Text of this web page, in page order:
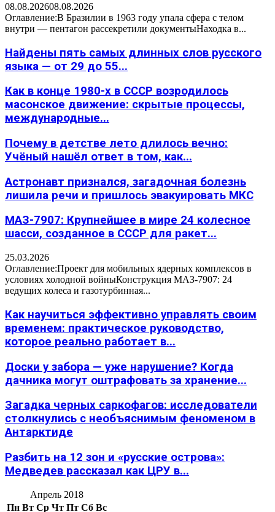
08.08.202608.08.2026
Оглавление:В Бразилии в 1963 году упала сфера с телом
внутри — пентагон рассекретили документыНаходка в...
Найдены пять самых длинных слов русского
языка — от 29 до 55...
Как в конце 1980-х в СССР возродилось
масонское движение: скрытые процессы,
международные...
Почему в детстве лето длилось вечно:
Учёный нашёл ответ в том, как...
Астронавт признался, загадочная болезнь
лишила речи и пришлось эвакуировать МКС
МАЗ-7907: Крупнейшее в мире 24 колесное
шасси, созданное в СССР для ракет...
25.03.2026
Оглавление:Проект для мобильных ядерных комплексов в
условиях холодной войныКонструкция МАЗ-7907: 24
ведущих колеса и газотурбинная...
Как научиться эффективно управлять своим
временем: практическое руководство,
которое реально работает в...
Доски у забора — уже нарушение? Когда
дачника могут оштрафовать за хранение...
Загадка черных саркофагов: исследователи
столкнулись с необъяснимым феноменом в
Антарктиде
Разбить на 12 зон и «русские острова»:
Медведев рассказал как ЦРУ в...
Апрель 2018
Пн Вт Ср Чт Пт Сб Вс